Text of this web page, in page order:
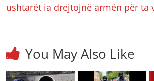
ushtarët ia drejtojnë armën për ta
You May Also Like